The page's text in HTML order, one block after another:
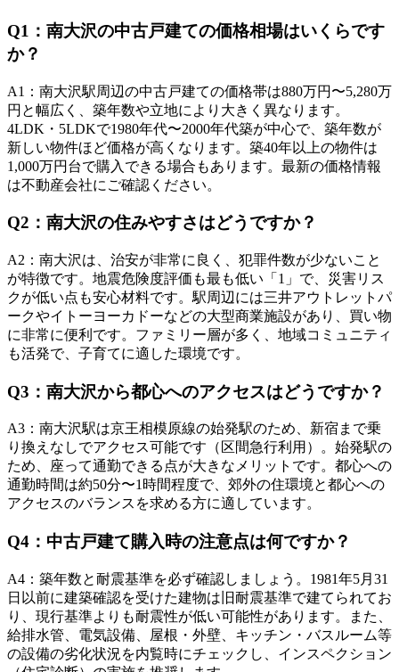
Q1 ： 南大沢の中古戸建ての価格相場はいくらです
か？
A1 ： 南大沢駅周辺の中古戸建ての価格帯は880万円〜5,280万
円と幅広く、築年数や立地により大きく異なります。
4LDK・5LDKで1980年代〜2000年代築が中心で、築年数が
新しい物件ほど価格が高くなります。築40年以上の物件は
1,000万円台で購入できる場合もあります。最新の価格情報
は不動産会社にご確認ください。
Q2 ： 南大沢の住みやすさはどうですか？
A2 ： 南大沢は、治安が非常に良く、犯罪件数が少ないこと
が特徴です。地震危険度評価も最も低い「1」で、災害リス
クが低い点も安心材料です。駅周辺には三井アウトレットパ
ークやイトーヨーカドーなどの大型商業施設があり、買い物
に非常に便利です。ファミリー層が多く、地域コミュニティ
も活発で、子育てに適した環境です。
Q3 ： 南大沢から都心へのアクセスはどうですか？
A3 ： 南大沢駅は京王相模原線の始発駅のため、新宿まで乗
り換えなしでアクセス可能です（区間急行利用）。始発駅の
ため、座って通勤できる点が大きなメリットです。都心への
通勤時間は約50分〜1時間程度で、郊外の住環境と都心への
アクセスのバランスを求める方に適しています。
Q4 ： 中古戸建て購入時の注意点は何ですか？
A4 ： 築年数と耐震基準を必ず確認しましょう。1981年5月31
日以前に建築確認を受けた建物は旧耐震基準で建てられてお
り、現行基準よりも耐震性が低い可能性があります。また、
給排水管、電気設備、屋根・外壁、キッチン・バスルーム等
の設備の劣化状況を内覧時にチェックし、インスペクション